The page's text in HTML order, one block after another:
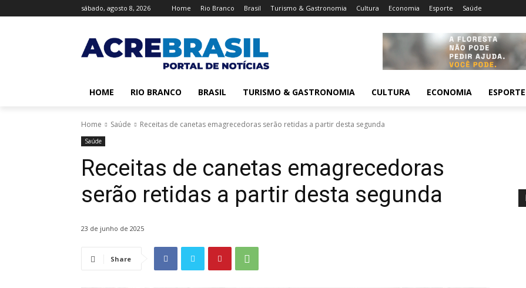
sábado, agosto 8, 2026 Home Rio Branco Brasil Turismo & Gastronomia Cultura Economia Esporte Saúde
HOME RIO BRANCO BRASIL TURISMO & GASTRONOMIA CULTURA ECONOMIA ESPORTE
Home Saúde Receitas de canetas emagrecedoras serão retidas a partir desta segunda
Saúde
Receitas de canetas emagrecedoras
serão retidas a partir desta segunda
23 de junho de 2025
Share